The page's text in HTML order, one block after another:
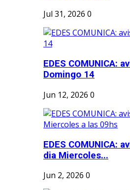
Jul 31, 2026 0
EDES COMUNICA:
Domingo 14
Jun 12, 2026 0
EDES COMUNICA:
dia Miercoles...
Jun 2, 2026 0